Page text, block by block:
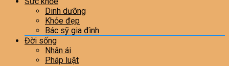
Dinh dưỡng
Khỏe đẹp
Bác sỹ gia đình
Đời sống
Nhân ái
Pháp luật